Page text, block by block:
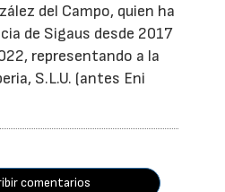
del Campo, quien ha
de Sigaus desde 2017
representando a la
S.L.U. (antes Eni
comentarios